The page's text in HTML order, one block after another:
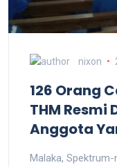
nixon
126 Orang
THM
Anggota
Malaka,